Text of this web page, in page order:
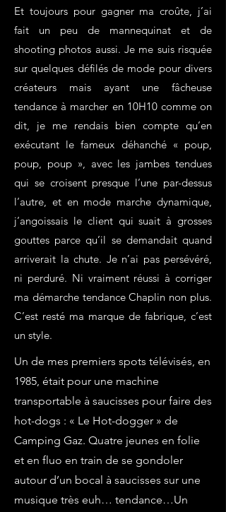
Et toujours pour gagner ma croûte, j’ai
fait un peu de mannequinat et de
shooting photos aussi. Je me suis risquée
sur quelques défilés de mode pour divers
créateurs mais ayant une fâcheuse
tendance à marcher en 10H10 comme on
dit, je me rendais bien compte qu’en
exécutant le fameux déhanché « poup,
poup, poup », avec les jambes tendues
qui se croisent presque l’une par-dessus
l’autre, et en mode marche dynamique,
j’angoissais le client qui suait à grosses
gouttes parce qu’il se demandait quand
arriverait la chute. Je n’ai pas persévéré,
ni perduré. Ni vraiment réussi à corriger
ma démarche tendance Chaplin non plus.
C’est resté ma marque de fabrique, c’est
un style.​​​​​​​​​​​​​​​​
Un de mes premiers spots télévisés, en
1985, était pour une machine
transportable à saucisses pour faire des
hot-dogs : « Le Hot-dogger » de
Camping Gaz. Quatre jeunes en folie
et en fluo en train de se gondoler
autour d’un bocal à saucisses sur une
musique très euh… tendance…Un